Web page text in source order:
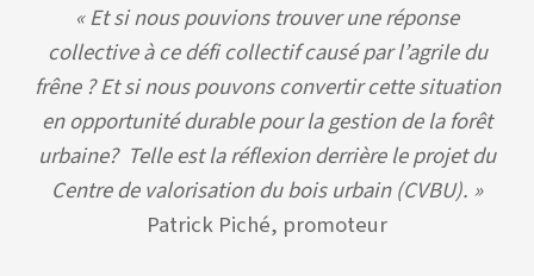
«Et si nous pouvions trouver une réponse
collective à ce défi collectif causé par l’agrile du
frêne ? Et si nous pouvons convertir cette situation
en opportunité durable pour la gestion de la forêt
urbaine? Telle est la réflexion derrière le projet du
Centre de valorisation du bois urbain (CVBU). »
Patrick Piché, promoteur